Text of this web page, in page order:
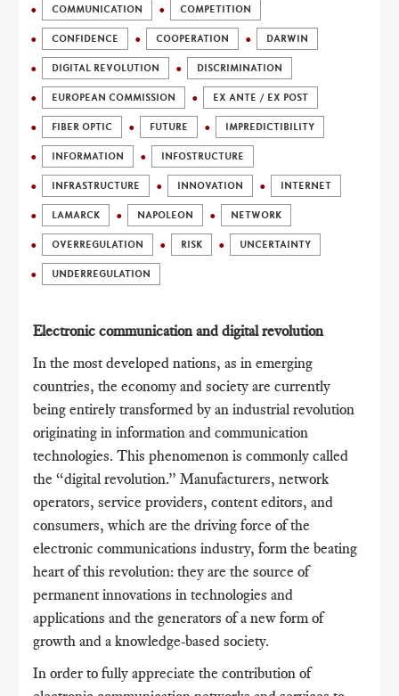
COMMUNICATION COMPETITION
CONFIDENCE COOPERATION DARWIN
DIGITAL REVOLUTION DISCRIMINATION
EUROPEAN COMMISSION EX ANTE / EX POST
FIBER OPTIC FUTURE IMPREDICTIBILITY
INFORMATION INFOSTRUCTURE
INFRASTRUCTURE INNOVATION INTERNET
LAMARCK NAPOLEON NETWORK
OVERREGULATION RISK UNCERTAINTY
UNDERREGULATION
Electronic communication and digital revolution
In the most developed nations, as in emerging
countries, the economy and society are currently
being entirely transformed by an industrial revolution
originating in information and communication
technologies. This phenomenon is commonly called
the “digital revolution.” Manufacturers, network
operators, service providers, content editors, and
consumers, which are the driving force of the
electronic communications industry, form the beating
heart of this revolution: they are the source of
permanent innovations in technologies and
applications and the generators of a new form of
growth and a knowledge-based society.
In order to fully appreciate the contribution of